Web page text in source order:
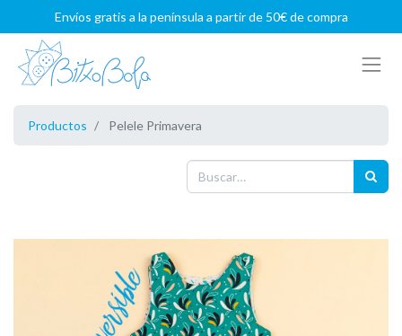
Envíos gratis a la península a partir de 50€ de compra
Productos Pelele Primavera